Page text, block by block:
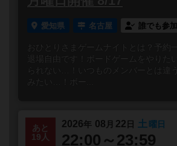
愛知県 名古屋 誰でも参加
おひとりさまゲームナイトとは？予約
退場自由です！ボードゲームをやりた
られない…！いつものメンバーとは違
あと
19人
2026年 08 月 22 日 土 曜日
22:00～23:59